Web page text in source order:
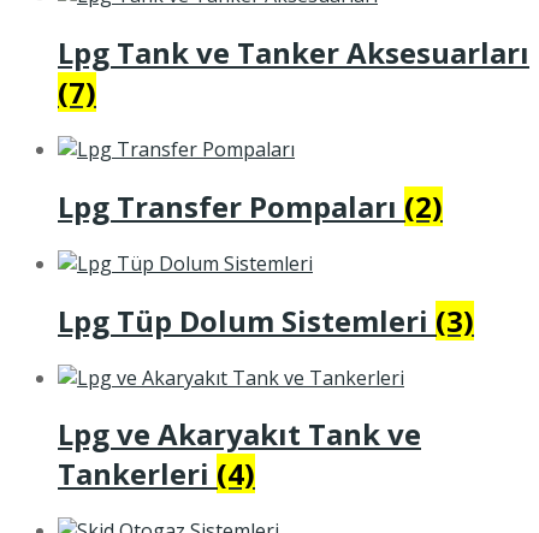
Lpg Tank ve Tanker Aksesuarları
(7)
Lpg Transfer Pompaları (2)
Lpg Tüp Dolum Sistemleri (3)
Lpg ve Akaryakıt Tank ve
Tankerleri (4)